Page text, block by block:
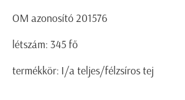
OM azonosító 201576
létszám: 345 fő
termékkör: I/a teljes/félzsíros tej